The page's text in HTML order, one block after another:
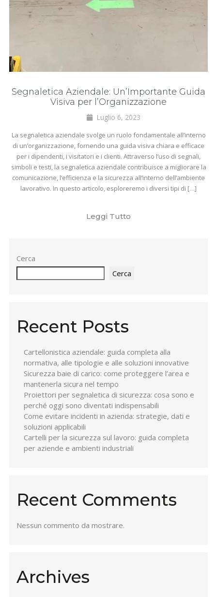
Segnaletica Aziendale: Un’Importante Guida
Visiva per l’Organizzazione
Luglio 6, 2023
La segnaletica aziendale svolge un ruolo fondamentale all’interno
di un’organizzazione, fornendo una guida visiva chiara e efficace
per i dipendenti, i visitatori e i clienti. Attraverso l’uso di segnali,
simboli e testi, la segnaletica aziendale contribuisce a migliorare la
comunicazione, l’efficienza e la sicurezza all’interno dell’ambiente
lavorativo. In questo articolo, esploreremo i diversi tipi di […]
Leggi Tutto
Cerca
Cerca
Recent Posts
Cartellonistica aziendale: guida completa alla
normativa, alle tipologie e alle soluzioni innovative
Sicurezza baie di carico: come proteggere l’area e
mantenerla sicura nel tempo
Proiettori per segnaletica di sicurezza: cosa sono e
perché oggi sono diventati indispensabili
Come evitare incidenti in azienda: strategie, dati e
soluzioni applicabili
Cartelli per la sicurezza sul lavoro: guida completa
per aziende e ambienti industriali
Recent Comments
Nessun commento da mostrare.
Archives